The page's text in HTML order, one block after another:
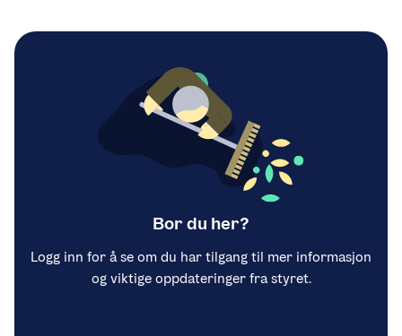
Bor du her?
Logg inn for å se om du har tilgang til mer informasjon
og viktige oppdateringer fra styret.